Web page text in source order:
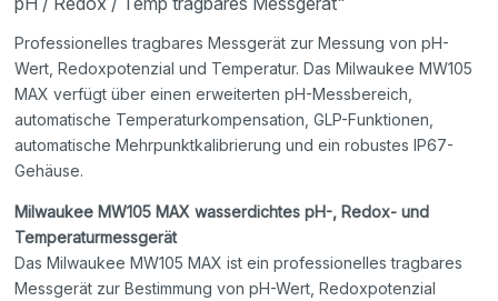
Professionelles tragbares Messgerät zur Messung von pH-
Wert, Redoxpotenzial und Temperatur. Das Milwaukee MW105
MAX verfügt über einen erweiterten pH-Messbereich,
automatische Temperaturkompensation, GLP-Funktionen,
automatische Mehrpunktkalibrierung und ein robustes IP67-
Gehäuse.
Milwaukee MW105 MAX wasserdichtes pH-, Redox- und
Temperaturmessgerät
Das Milwaukee MW105 MAX ist ein professionelles tragbares
Messgerät zur Bestimmung von pH-Wert, Redoxpotenzial